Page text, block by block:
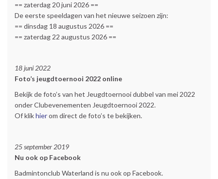
== zaterdag 20 juni 2026 ==
De eerste speeldagen van het nieuwe seizoen zijn:
== dinsdag 18 augustus 2026 ==
== zaterdag 22 augustus 2026 ==
18 juni 2022
Foto’s jeugdtoernooi 2022 online
Bekijk de foto’s van het Jeugdtoernooi dubbel van mei 2022
onder Clubevenementen Jeugdtoernooi 2022.
Of klikhierom direct de foto’s te bekijken.
25 september 2019
Nu ook op Facebook
Badmintonclub Waterland is nu ook op Facebook.